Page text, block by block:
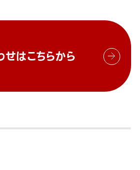
はこちらから